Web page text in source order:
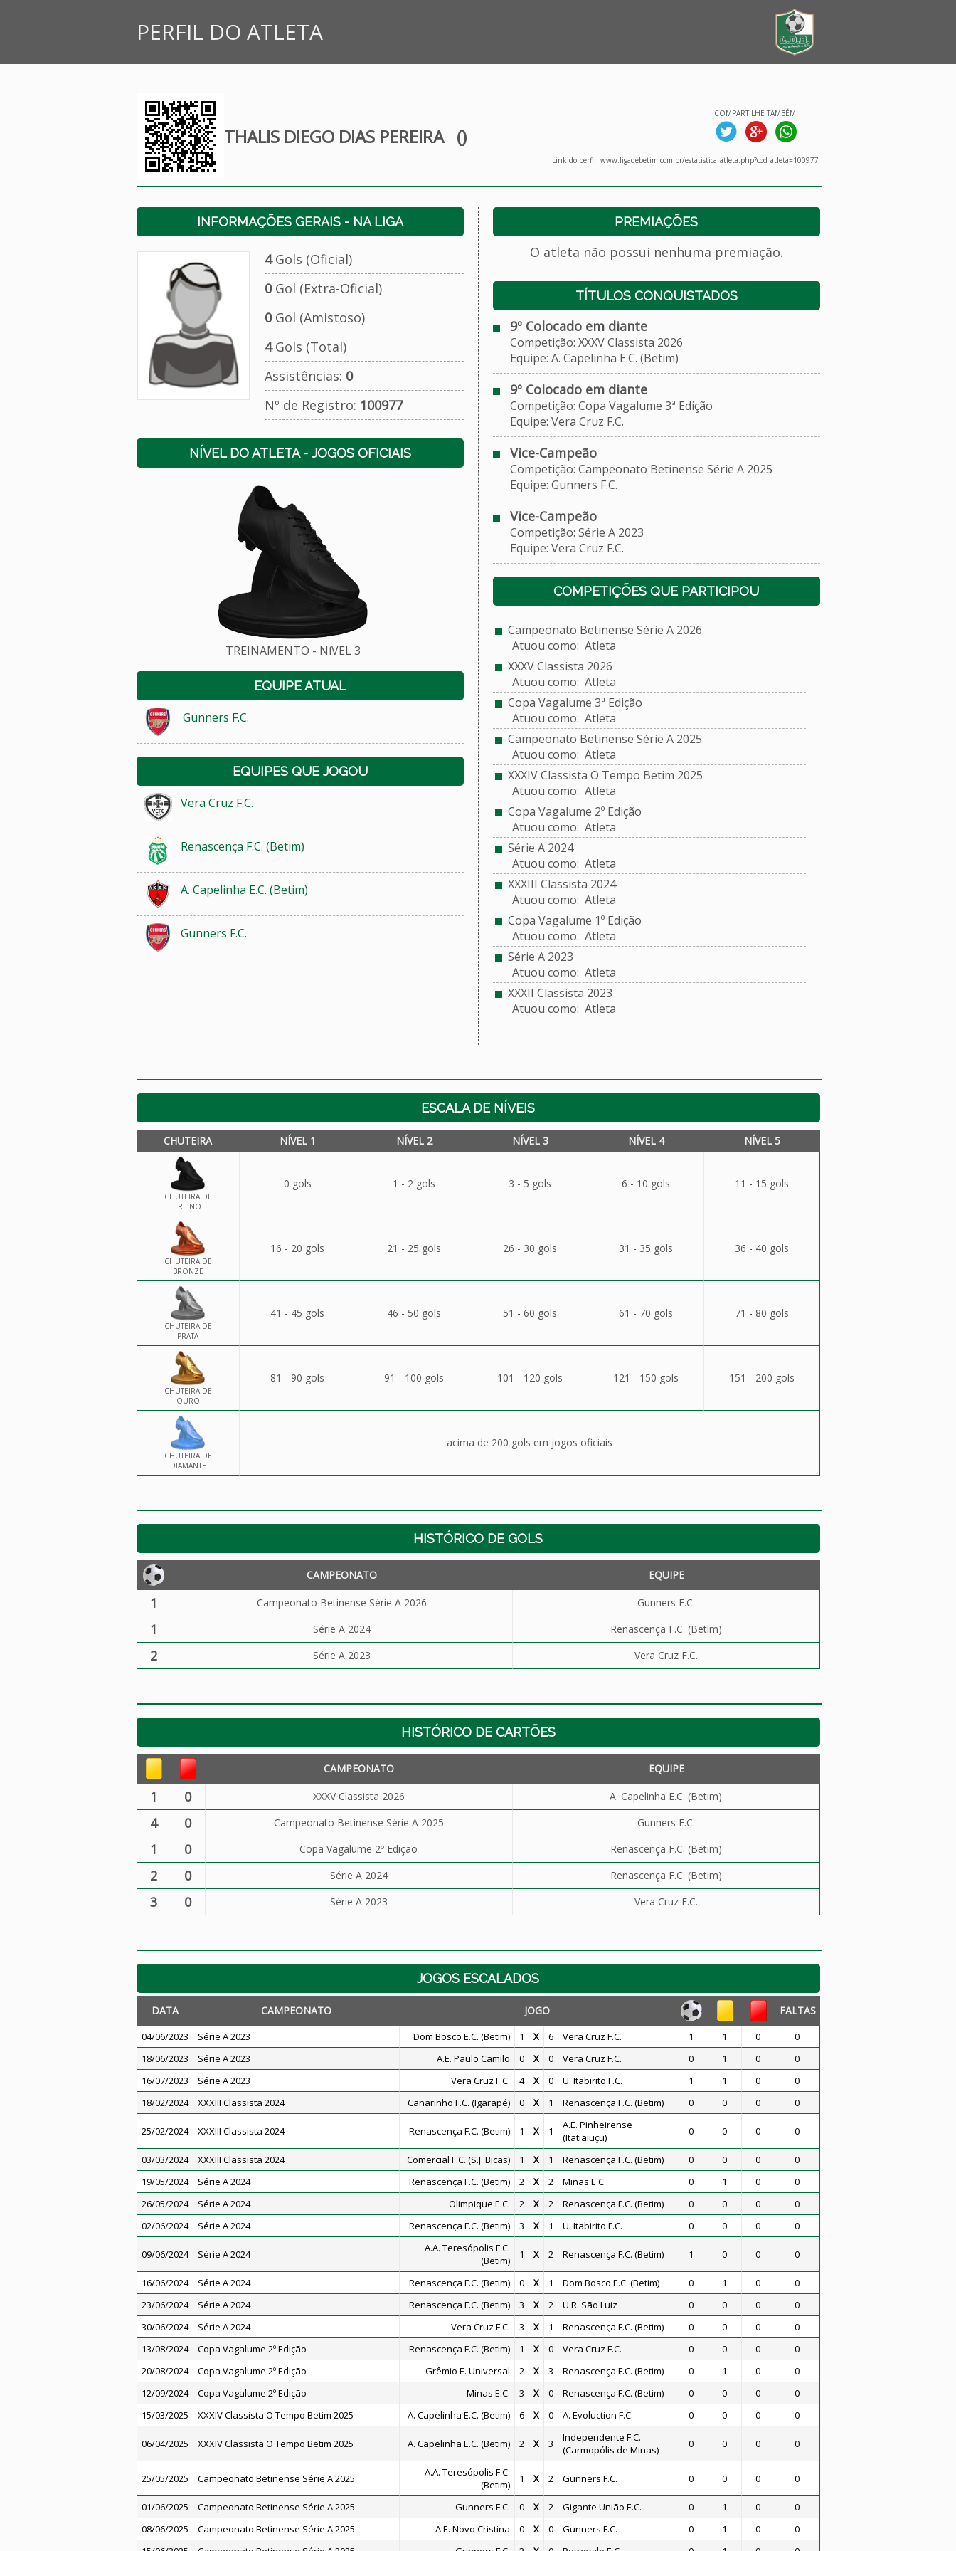
PERFIL DO ATLETA
THALIS DIEGO DIAS PEREIRA ()
COMPARTILHE TAMBÉM!
Link do perfil: www.ligadebetim.com.br/estatistica_atleta.php?cod_atleta=100977
INFORMAÇÕES GERAIS - NA LIGA
4Gols (Oficial)
0Gol (Extra-Oficial)
0Gol (Amistoso)
4Gols (Total)
Assistências: 0
Nº de Registro: 100977
NÍVEL DO ATLETA - JOGOS OFICIAIS
TREINAMENTO - NíVEL 3
EQUIPE ATUAL
Gunners F.C.
EQUIPES QUE JOGOU
Vera Cruz F.C.
Renascença F.C. (Betim)
A. Capelinha E.C. (Betim)
Gunners F.C.
PREMIAÇÕES
O atleta não possui nenhuma premiação.
TÍTULOS CONQUISTADOS
9º Colocado em diante
Competição: XXXV Classista 2026
Equipe: A. Capelinha E.C. (Betim)
9º Colocado em diante
Competição: Copa Vagalume 3ª Edição
Equipe: Vera Cruz F.C.
Vice-Campeão
Competição: Campeonato Betinense Série A 2025
Equipe: Gunners F.C.
Vice-Campeão
Competição: Série A 2023
Equipe: Vera Cruz F.C.
COMPETIÇÕES QUE PARTICIPOU
Campeonato Betinense Série A 2026
Atuou como: Atleta
XXXV Classista 2026
Atuou como: Atleta
Copa Vagalume 3ª Edição
Atuou como: Atleta
Campeonato Betinense Série A 2025
Atuou como: Atleta
XXXIV Classista O Tempo Betim 2025
Atuou como: Atleta
Copa Vagalume 2º Edição
Atuou como: Atleta
Série A 2024
Atuou como: Atleta
XXXIII Classista 2024
Atuou como: Atleta
Copa Vagalume 1º Edição
Atuou como: Atleta
Série A 2023
Atuou como: Atleta
XXXII Classista 2023
Atuou como: Atleta
ESCALA DE NÍVEIS
CHUTEIRA NÍVEL 1 NÍVEL 2 NÍVEL 3 NÍVEL 4 NÍVEL 5
CHUTEIRA DE
TREINO
0 gols 1 - 2 gols 3 - 5 gols 6 - 10 gols 11 - 15 gols
CHUTEIRA DE
BRONZE
16 - 20 gols 21 - 25 gols 26 - 30 gols 31 - 35 gols 36 - 40 gols
CHUTEIRA DE
PRATA
41 - 45 gols 46 - 50 gols 51 - 60 gols 61 - 70 gols 71 - 80 gols
CHUTEIRA DE
OURO
81 - 90 gols 91 - 100 gols 101 - 120 gols 121 - 150 gols 151 - 200 gols
CHUTEIRA DE
DIAMANTE
acima de 200 gols em jogos oficiais
HISTÓRICO DE GOLS
CAMPEONATO EQUIPE
1 Campeonato Betinense Série A 2026 Gunners F.C.
1 Série A 2024 Renascença F.C. (Betim)
2 Série A 2023 Vera Cruz F.C.
HISTÓRICO DE CARTÕES
CAMPEONATO EQUIPE
1 0 XXXV Classista 2026 A. Capelinha E.C. (Betim)
4 0 Campeonato Betinense Série A 2025 Gunners F.C.
1 0 Copa Vagalume 2º Edição Renascença F.C. (Betim)
2 0 Série A 2024 Renascença F.C. (Betim)
3 0 Série A 2023 Vera Cruz F.C.
JOGOS ESCALADOS
DATA CAMPEONATO JOGO FALTAS
04/06/2023 Série A 2023 Dom Bosco E.C. (Betim) 1 X 6 Vera Cruz F.C. 1 1 0
0
18/06/2023
Série A 2023 A.E. Paulo Camilo 0 X 0 Vera Cruz F.C. 0 1 0
0
16/07/2023
Série A 2023 Vera Cruz F.C. 4 X 0 U. Itabirito F.C. 1 1 0
0
18/02/2024
XXXIII Classista 2024 Canarinho F.C. (Igarapé) 0 X 1 Renascença F.C. (Betim) 0 0 0 0
25/02/2024 XXXIII Classista 2024 Renascença F.C. (Betim) 1 X 1
A.E. Pinheirense
(Itatiaiuçu)
0 0 0 0
03/03/2024 XXXIII Classista 2024 Comercial F.C. (S.J. Bicas) 1 X 1 Renascença F.C. (Betim) 0 0 0
0
19/05/2024
Série A 2024 Renascença F.C. (Betim) 2 X 2 Minas E.C. 0 1 0
0
26/05/2024
Série A 2024 Olimpique E.C. 2 X 2 Renascença F.C. (Betim) 0 0 0
0
02/06/2024
Série A 2024 Renascença F.C. (Betim) 3 X 1 U. Itabirito F.C. 0 0 0 0
09/06/2024 Série A 2024
A.A. Teresópolis F.C.
(Betim)
1 X 2 Renascença F.C. (Betim) 1 0 0 0
16/06/2024 Série A 2024 Renascença F.C. (Betim) 0 X 1 Dom Bosco E.C. (Betim) 0 1 0
0
23/06/2024
Série A 2024 Renascença F.C. (Betim) 3 X 2 U.R. São Luiz 0 0 0
0
30/06/2024
Série A 2024 Vera Cruz F.C. 3 X 1 Renascença F.C. (Betim) 0 0 0
0
13/08/2024
Copa Vagalume 2º Edição Renascença F.C. (Betim) 1 X 0 Vera Cruz F.C. 0 0 0
0
20/08/2024
Copa Vagalume 2º Edição Grêmio E. Universal 2 X 3 Renascença F.C. (Betim) 0 1 0
0
12/09/2024
Copa Vagalume 2º Edição Minas E.C. 3 X 0 Renascença F.C. (Betim) 0 0 0
0
15/03/2025
XXXIV Classista O Tempo Betim 2025 A. Capelinha E.C. (Betim) 6 X 0 A. Evoluction F.C. 0 0 0 0
06/04/2025 XXXIV Classista O Tempo Betim 2025 A. Capelinha E.C. (Betim) 2 X 3
Independente F.C.
(Carmopólis de Minas)
0 0 0 0
25/05/2025 Campeonato Betinense Série A 2025
A.A. Teresópolis F.C.
(Betim)
1 X 2 Gunners F.C. 0 0 0 0
01/06/2025 Campeonato Betinense Série A 2025 Gunners F.C. 0 X 2 Gigante União E.C. 0 1 0
0
08/06/2025
Campeonato Betinense Série A 2025 A.E. Novo Cristina 0 X 0 Gunners F.C. 0 1 0
0